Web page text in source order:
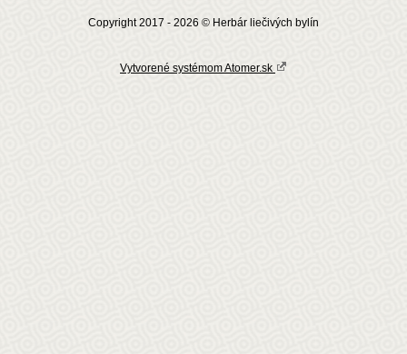
Copyright 2017 - 2026 © Herbár liečivých bylín
Vytvorené systémom Atomer.sk